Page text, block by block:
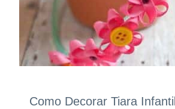
Como Decorar Tiara